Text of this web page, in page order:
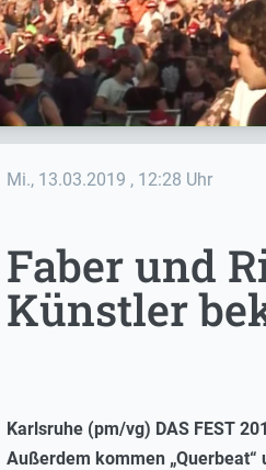
Mi., 13.03.2019 , 12:28 Uhr
Faber und
Künstler
Karlsruhe (pm/vg) DAS FEST
Außerdem kommen